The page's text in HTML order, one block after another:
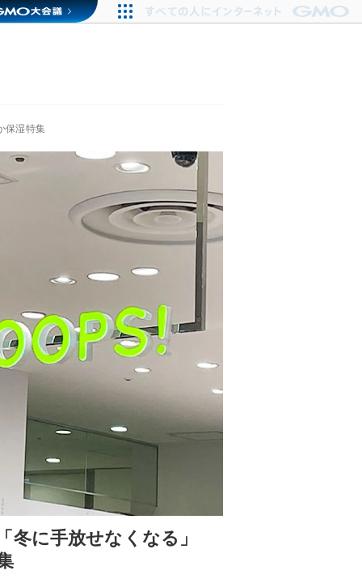
保湿特集
に手放せなくなる」